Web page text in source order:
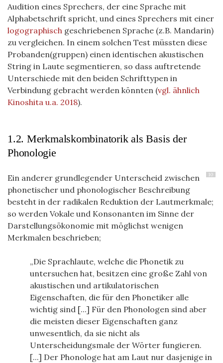
Audition eines Sprechers, der eine Sprache mit
Alphabetschrift spricht, und eines Sprechers mit einer
logographisch geschriebenen Sprache (z.B. Mandarin)
zu vergleichen. In einem solchen Test müssten diese
Probanden(gruppen) einen identischen akustischen
String in Laute segmentieren, so dass auftretende
Unterschiede mit den beiden Schrifttypen in
Verbindung gebracht werden könnten (vgl. ähnlich
Kinoshita u.a. 2018).
1.2. Merkmalskombinatorik als Basis der
Phonologie
10
Ein anderer grundlegender Unterscheid zwischen
phonetischer und phonologischer Beschreibung
besteht in der radikalen Reduktion der Lautmerkmale;
so werden Vokale und Konsonanten im Sinne der
Darstellungsökonomie mit möglichst wenigen
Merkmalen beschrieben;
Die Sprachlaute, welche die Phonetik zu
untersuchen hat, besitzen eine große Zahl von
akustischen und artikulatorischen
Eigenschaften, die für den Phonetiker alle
wichtig sind [...] Für den Phonologen sind aber
die meisten dieser Eigenschaften ganz
unwesentlich, da sie nicht als
Unterscheidungsmale der Wörter fungieren.
[...] Der Phonologe hat am Laut nur dasjenige in